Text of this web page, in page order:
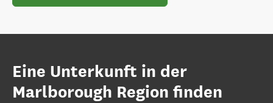
Eine Unterkunft in der
Marlborough Region finden